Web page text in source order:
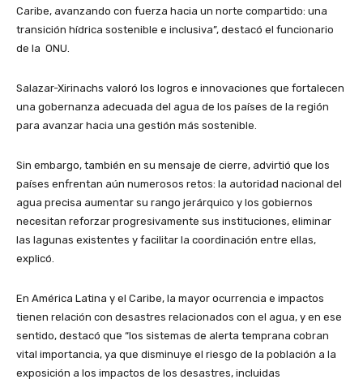
Caribe, avanzando con fuerza hacia un norte compartido: una
transición hídrica sostenible e inclusiva”, destacó el funcionario
de la ONU.
Salazar-Xirinachs valoró los logros e innovaciones que fortalecen
una gobernanza adecuada del agua de los países de la región
para avanzar hacia una gestión más sostenible.
Sin embargo, también en su mensaje de cierre, advirtió que los
países enfrentan aún numerosos retos: la autoridad nacional del
agua precisa aumentar su rango jerárquico y los gobiernos
necesitan reforzar progresivamente sus instituciones, eliminar
las lagunas existentes y facilitar la coordinación entre ellas,
explicó.
En América Latina y el Caribe, la mayor ocurrencia e impactos
tienen relación con desastres relacionados con el agua, y en ese
sentido, destacó que “los sistemas de alerta temprana cobran
vital importancia, ya que disminuye el riesgo de la población a la
exposición a los impactos de los desastres, incluidas